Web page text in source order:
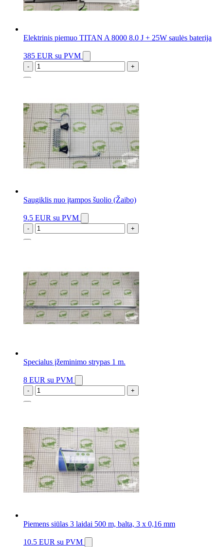
Elektrinis piemuo TITAN A 8000 8.0 J + 25W saulės baterija
385 EUR su PVM
- +
Saugiklis nuo įtampos šuolio (Žaibo)
9.5 EUR su PVM
- +
Specialus įžeminimo strypas 1 m.
8 EUR su PVM
- +
Piemens siūlas 3 laidai 500 m, balta, 3 x 0,16 mm
10.5 EUR su PVM